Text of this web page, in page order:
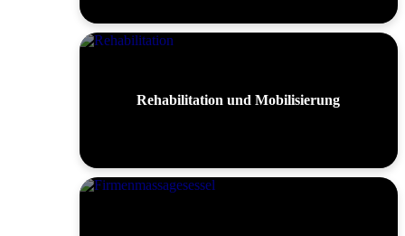
Rehabilitation und Mobilisierung